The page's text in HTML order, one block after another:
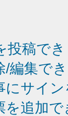
投稿で
/編集で
にサイ
を追加